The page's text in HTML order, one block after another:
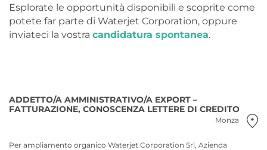
Esplorate le opportunità disponibili e scoprite come
potete far parte di Waterjet Corporation, oppure
inviateci la vostra candidatura spontanea.
ADDETTO/A AMMINISTRATIVO/A EXPORT –
FATTURAZIONE, CONOSCENZA LETTERE DI CREDITO
Monza
Per ampliamento organico Waterjet Corporation Srl, Azienda